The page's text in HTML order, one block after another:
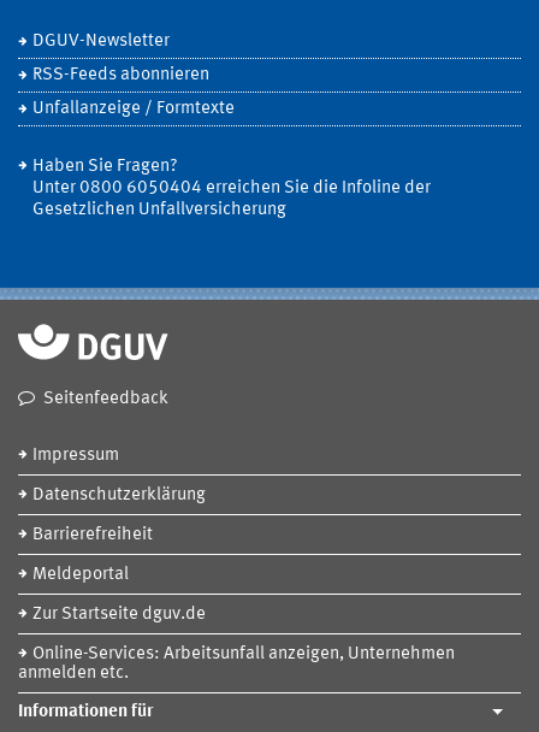
DGUV-Newsletter
RSS-Feeds abonnieren
Unfallanzeige / Formtexte
Haben Sie Fragen?
Unter 0800 6050404 erreichen Sie die Infoline der
Gesetzlichen Unfallversicherung
Seitenfeedback
Impressum
Datenschutzerklärung
Barrierefreiheit
Meldeportal
Zur Startseite dguv.de
Online-Services: Arbeitsunfall anzeigen, Unternehmen
anmelden etc.
Informationen für